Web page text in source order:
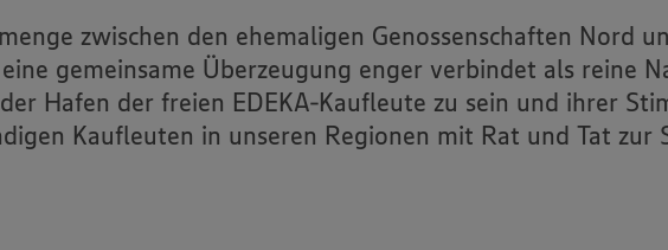
zwischen den ehemaligen Genossenschaften Nord
gemeinsame Überzeugung enger verbindet als reine
Hafen der freien EDEKA-Kaufleute zu sein und ihrer
Kaufleuten in unseren Regionen mit Rat und Tat zur